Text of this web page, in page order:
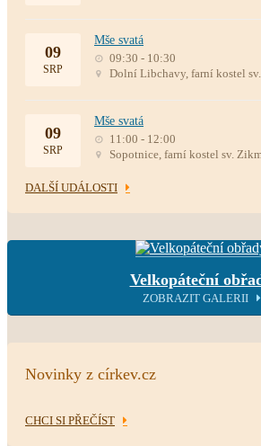
09
SRP
Mše svatá
09:30 - 10:30
Dolní Libchavy, farní kostel
09
SRP
Mše svatá
11:00 - 12:00
Sopotnice, farní kostel sv.
DALŠÍ UDÁLOSTI
Velkopáteční
ZOBRAZIT GALERII
Novinky z církev.cz
CHCI SI PŘEČÍST